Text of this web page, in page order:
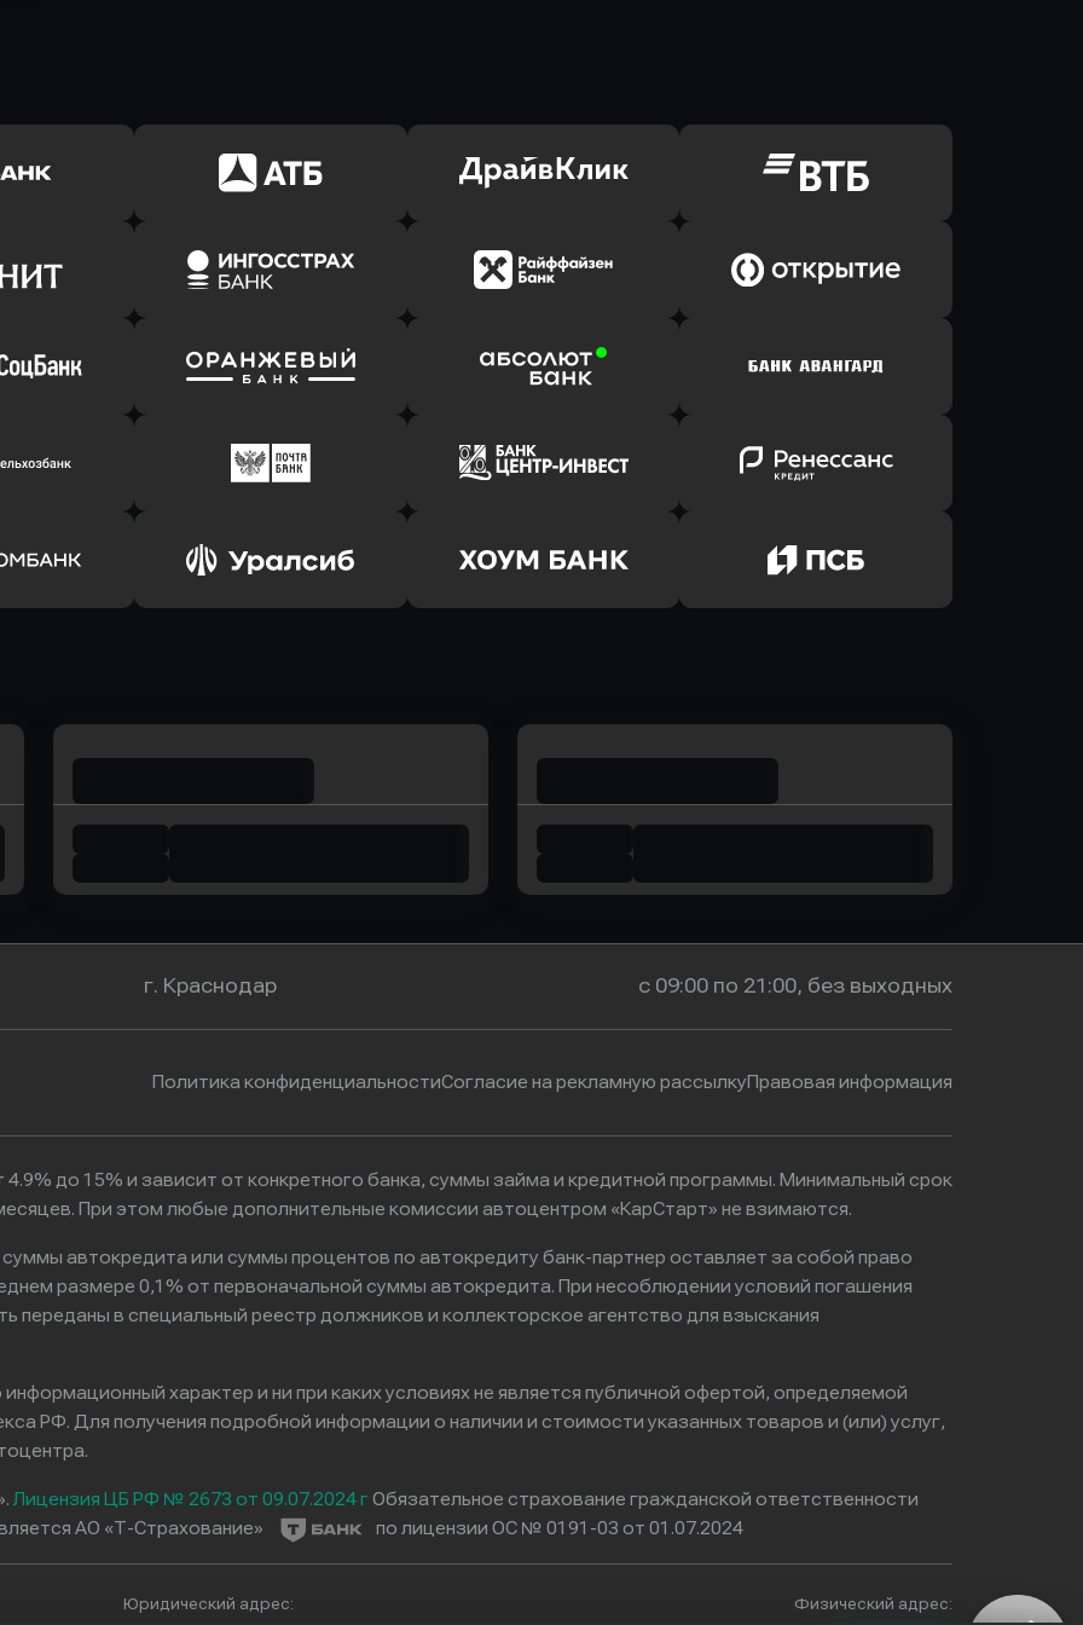
заявку
Оправить заявку
в АТБ Банк
Оправить заявку
в Драйв Клик Банк
Оправить заявку
в ВТБ
заявку
Банк
Оправить заявку
в Ингосстрах Банк
Оправить заявку
в Райффайзен Банк
в Банк Открытие
заявку
Оправить заявку
в Банк Оранжевый
Оправить заявку
в Абсолют Банк
Оправить заявку
в Банк Авангард
заявку
Оправить заявку
в Почта Банк
Оправить заявку
в Центр-Инвест
Оправить заявку
в Ренессанс Банк
г. Краснодар с 09:00 по 21:00, без выходных
Политика конфиденциальностиСогласие на рекламную рассылкуПравовая информация
до 15% и зависит от конкретного банка, суммы займа и кредитной программы. Минимальный срок
При этом любые дополнительные комиссии автоцентром «КарСтарт» не взимаются.
автокредита или суммы процентов по автокредиту банк-партнер оставляет за собой право
размере 0,1% от первоначальной суммы автокредита. При несоблюдении условий погашения
переданы в специальный реестр должников и коллекторское агентство для взыскания
характер и ни при каких условиях не является публичной офертой, определяемой
РФ. Для получения подробной информации о наличии и стоимости указанных товаров и (или) услуг,
Лицензия ЦБ РФ № 2673 от 09.07.2024 гОбязательное страхование гражданской ответственности
АО «Т-Страхование»
по лицензии ОС № 0191-03 от 01.07.2024
Юридический адрес: Физический адрес: